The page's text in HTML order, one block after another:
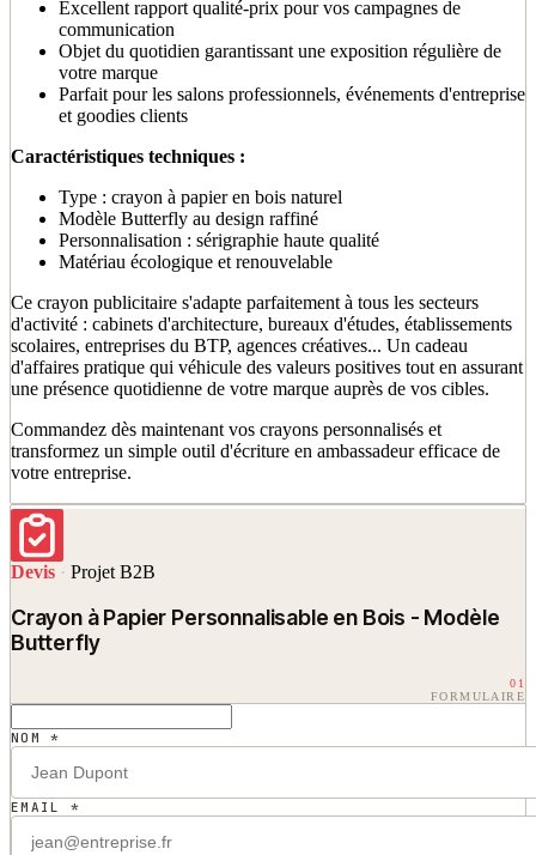
Excellent rapport qualité-prix pour vos campagnes de
communication
Objet du quotidien garantissant une exposition régulière de
votre marque
Parfait pour les salons professionnels, événements d'entreprise
et goodies clients
Caractéristiques techniques :
Type : crayon à papier en bois naturel
Modèle Butterfly au design raffiné
Personnalisation : sérigraphie haute qualité
Matériau écologique et renouvelable
Ce crayon publicitaire s'adapte parfaitement à tous les secteurs
d'activité : cabinets d'architecture, bureaux d'études, établissements
scolaires, entreprises du BTP, agences créatives... Un cadeau
d'affaires pratique qui véhicule des valeurs positives tout en assurant
une présence quotidienne de votre marque auprès de vos cibles.
Commandez dès maintenant vos crayons personnalisés et
transformez un simple outil d'écriture en ambassadeur efficace de
votre entreprise.
Devis · Projet B2B
Crayon à Papier Personnalisable en Bois - Modèle
Butterfly
01
FORMULAIRE
NOM *
EMAIL *